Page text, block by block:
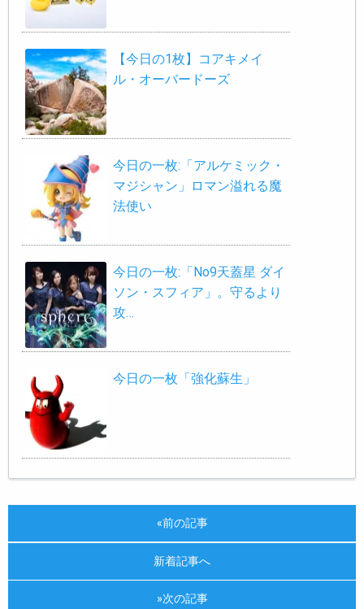
【今日の1枚】コアキメイ
ル・オーバードーズ
今日の一枚:「アルケミック・
マジシャン」ロマン溢れる魔
法使い
今日の一枚:「No9天蓋星 ダイ
ソン・スフィア」。守るより
攻…
今日の一枚「強化蘇生」
«前の記事
新着記事へ
»次の記事